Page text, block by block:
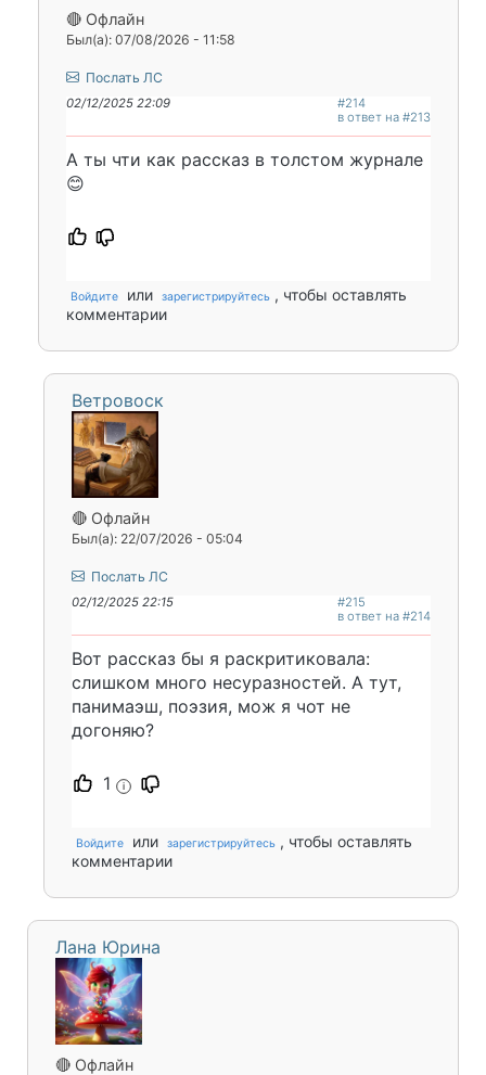
🔴 Офлайн
Был(а): 07/08/2026 - 11:58
Послать ЛС
02/12/2025 22:09
#214
в ответ на #213
А ты чти как рассказ в толстом журнале
😊
Войдите или зарегистрируйтесь , чтобы оставлять
комментарии
Ветровоск
🔴 Офлайн
Был(а): 22/07/2026 - 05:04
Послать ЛС
02/12/2025 22:15
#215
в ответ на #214
Вот рассказ бы я раскритиковала:
слишком много несуразностей. А тут,
панимаэш, поэзия, мож я чот не
догоняю?
1 i
Войдите или зарегистрируйтесь , чтобы оставлять
комментарии
Лана Юрина
🔴 Офлайн